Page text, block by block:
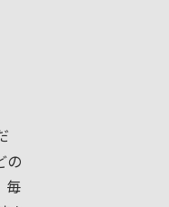
の
毎